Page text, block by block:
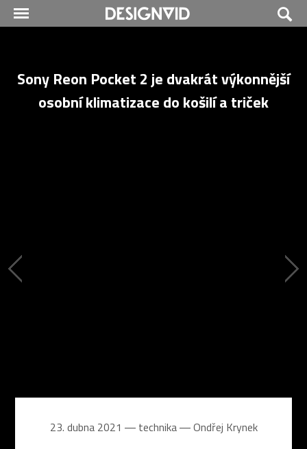
Sony Reon Pocket 2 je dvakrát výkonnější
osobní klimatizace do košilí a triček
23. dubna 2021 ― technika ―Ondřej Krynek